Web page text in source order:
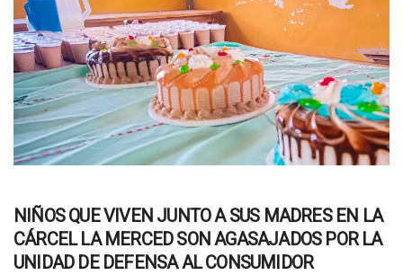
NIÑOS QUE VIVEN JUNTO A SUS MADRES EN LA
CÁRCEL LA MERCED SON AGASAJADOS POR LA
UNIDAD DE DEFENSA AL CONSUMIDOR